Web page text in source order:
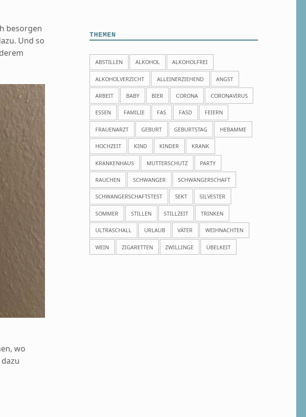
besorgen
Und so
wo
THEMEN
ABSTILLEN ALKOHOL ALKOHOLFREI
ALKOHOLVERZICHT ALLEINERZIEHEND ANGST
ARBEIT BABY BIER CORONA CORONAVIRUS
ESSEN FAMILIE FAS FASD FEIERN
FRAUENARZT GEBURT GEBURTSTAG HEBAMME
HOCHZEIT KIND KINDER KRANK
KRANKENHAUS MUTTERSCHUTZ PARTY
RAUCHEN SCHWANGER SCHWANGERSCHAFT
SCHWANGERSCHAFTSTEST SEKT SILVESTER
SOMMER STILLEN STILLZEIT TRINKEN
ULTRASCHALL URLAUB VÄTER WEIHNACHTEN
WEIN ZIGARETTEN ZWILLINGE ÜBELKEIT